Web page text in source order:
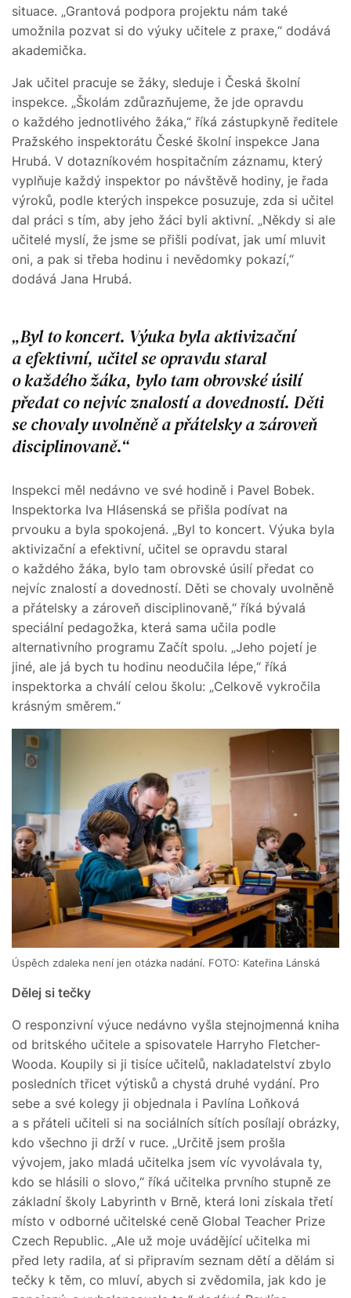
situace. „Grantová podpora projektu nám také
umožnila pozvat si do výuky učitele z praxe,“ dodává
akademička.
Jak učitel pracuje se žáky, sleduje i Česká školní
inspekce. „Školám zdůrazňujeme, že jde opravdu
o každého jednotlivého žáka,“ říká zástupkyně ředitele
Pražského inspektorátu České školní inspekce Jana
Hrubá. V dotazníkovém hospitačním záznamu, který
vyplňuje každý inspektor po návštěvě hodiny, je řada
výroků, podle kterých inspekce posuzuje, zda si učitel
dal práci s tím, aby jeho žáci byli aktivní. „Někdy si ale
učitelé myslí, že jsme se přišli podívat, jak umí mluvit
oni, a pak si třeba hodinu i nevědomky pokazí,“
dodává Jana Hrubá.
Byl to koncert. Výuka byla aktivizační
a efektivní, učitel se opravdu staral
o každého žáka, bylo tam obrovské úsilí
předat co nejvíc znalostí a dovedností. Děti
se chovaly uvolněně a přátelsky a zároveň
disciplinovaně.
Inspekci měl nedávno ve své hodině i Pavel Bobek.
Inspektorka Iva Hlásenská se přišla podívat na
prvouku a byla spokojená. „Byl to koncert. Výuka byla
aktivizační a efektivní, učitel se opravdu staral
o každého žáka, bylo tam obrovské úsilí předat co
nejvíc znalostí a dovedností. Děti se chovaly uvolněně
a přátelsky a zároveň disciplinovaně,“ říká bývalá
speciální pedagožka, která sama učila podle
alternativního programu Začít spolu. „Jeho pojetí je
jiné, ale já bych tu hodinu neodučila lépe,“ říká
inspektorka a chválí celou školu: „Celkově vykročila
krásným směrem.“
Úspěch zdaleka není jen otázka nadání. FOTO: Kateřina Lánská
Dělej si tečky
O responzivní výuce nedávno vyšla stejnojmenná kniha
od britského učitele a spisovatele Harryho Fletcher-
Wooda. Koupily si ji tisíce učitelů, nakladatelství zbylo
posledních třicet výtisků a chystá druhé vydání. Pro
sebe a své kolegy ji objednala i Pavlína Loňková
a s přáteli učiteli si na sociálních sítích posílají obrázky,
kdo všechno ji drží v ruce. „Určitě jsem prošla
vývojem, jako mladá učitelka jsem víc vyvolávala ty,
kdo se hlásili o slovo,“ říká učitelka prvního stupně ze
základní školy Labyrinth v Brně, která loni získala třetí
místo v odborné učitelské ceně Global Teacher Prize
Czech Republic. „Ale už moje uvádějící učitelka mi
před lety radila, ať si připravím seznam dětí a dělám si
tečky k těm, co mluví, abych si zvědomila, jak kdo je